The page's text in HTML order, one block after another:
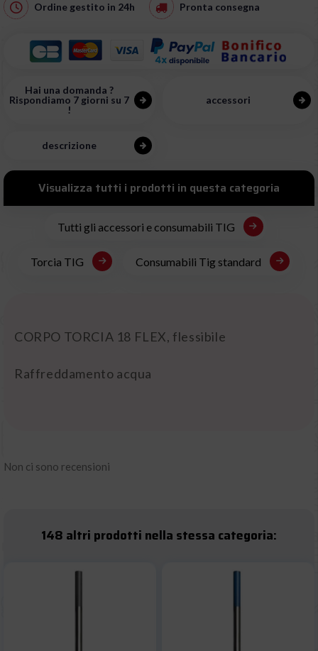
Ordine gestito in 24h Pronta consegna
Hai una domanda ?
Rispondiamo 7 giorni su 7
!
accessori
descrizione
Visualizza tutti i prodotti in questa categoria
Tutti gli accessori e consumabili TIG
Torcia TIG Consumabili Tig standard
CORPO TORCIA 18 FLEX, flessibile
Raffreddamento acqua
Non ci sono recensioni
148 altri prodotti nella stessa categoria: